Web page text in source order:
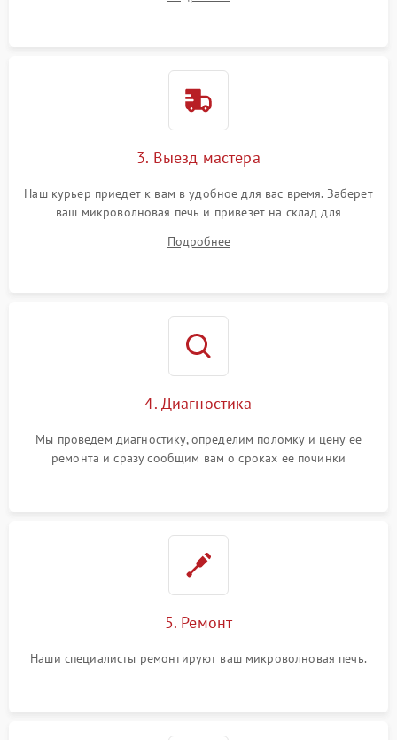
3. Выезд мастера
Наш курьер приедет к вам в удобное для вас время. Заберет
ваш микроволновая печь и привезет на склад для
Подробнее
4. Диагностика
Мы проведем диагностику, определим поломку и цену ее
ремонта и сразу сообщим вам о сроках ее починки
5. Ремонт
Наши специалисты ремонтируют ваш микроволновая печь.